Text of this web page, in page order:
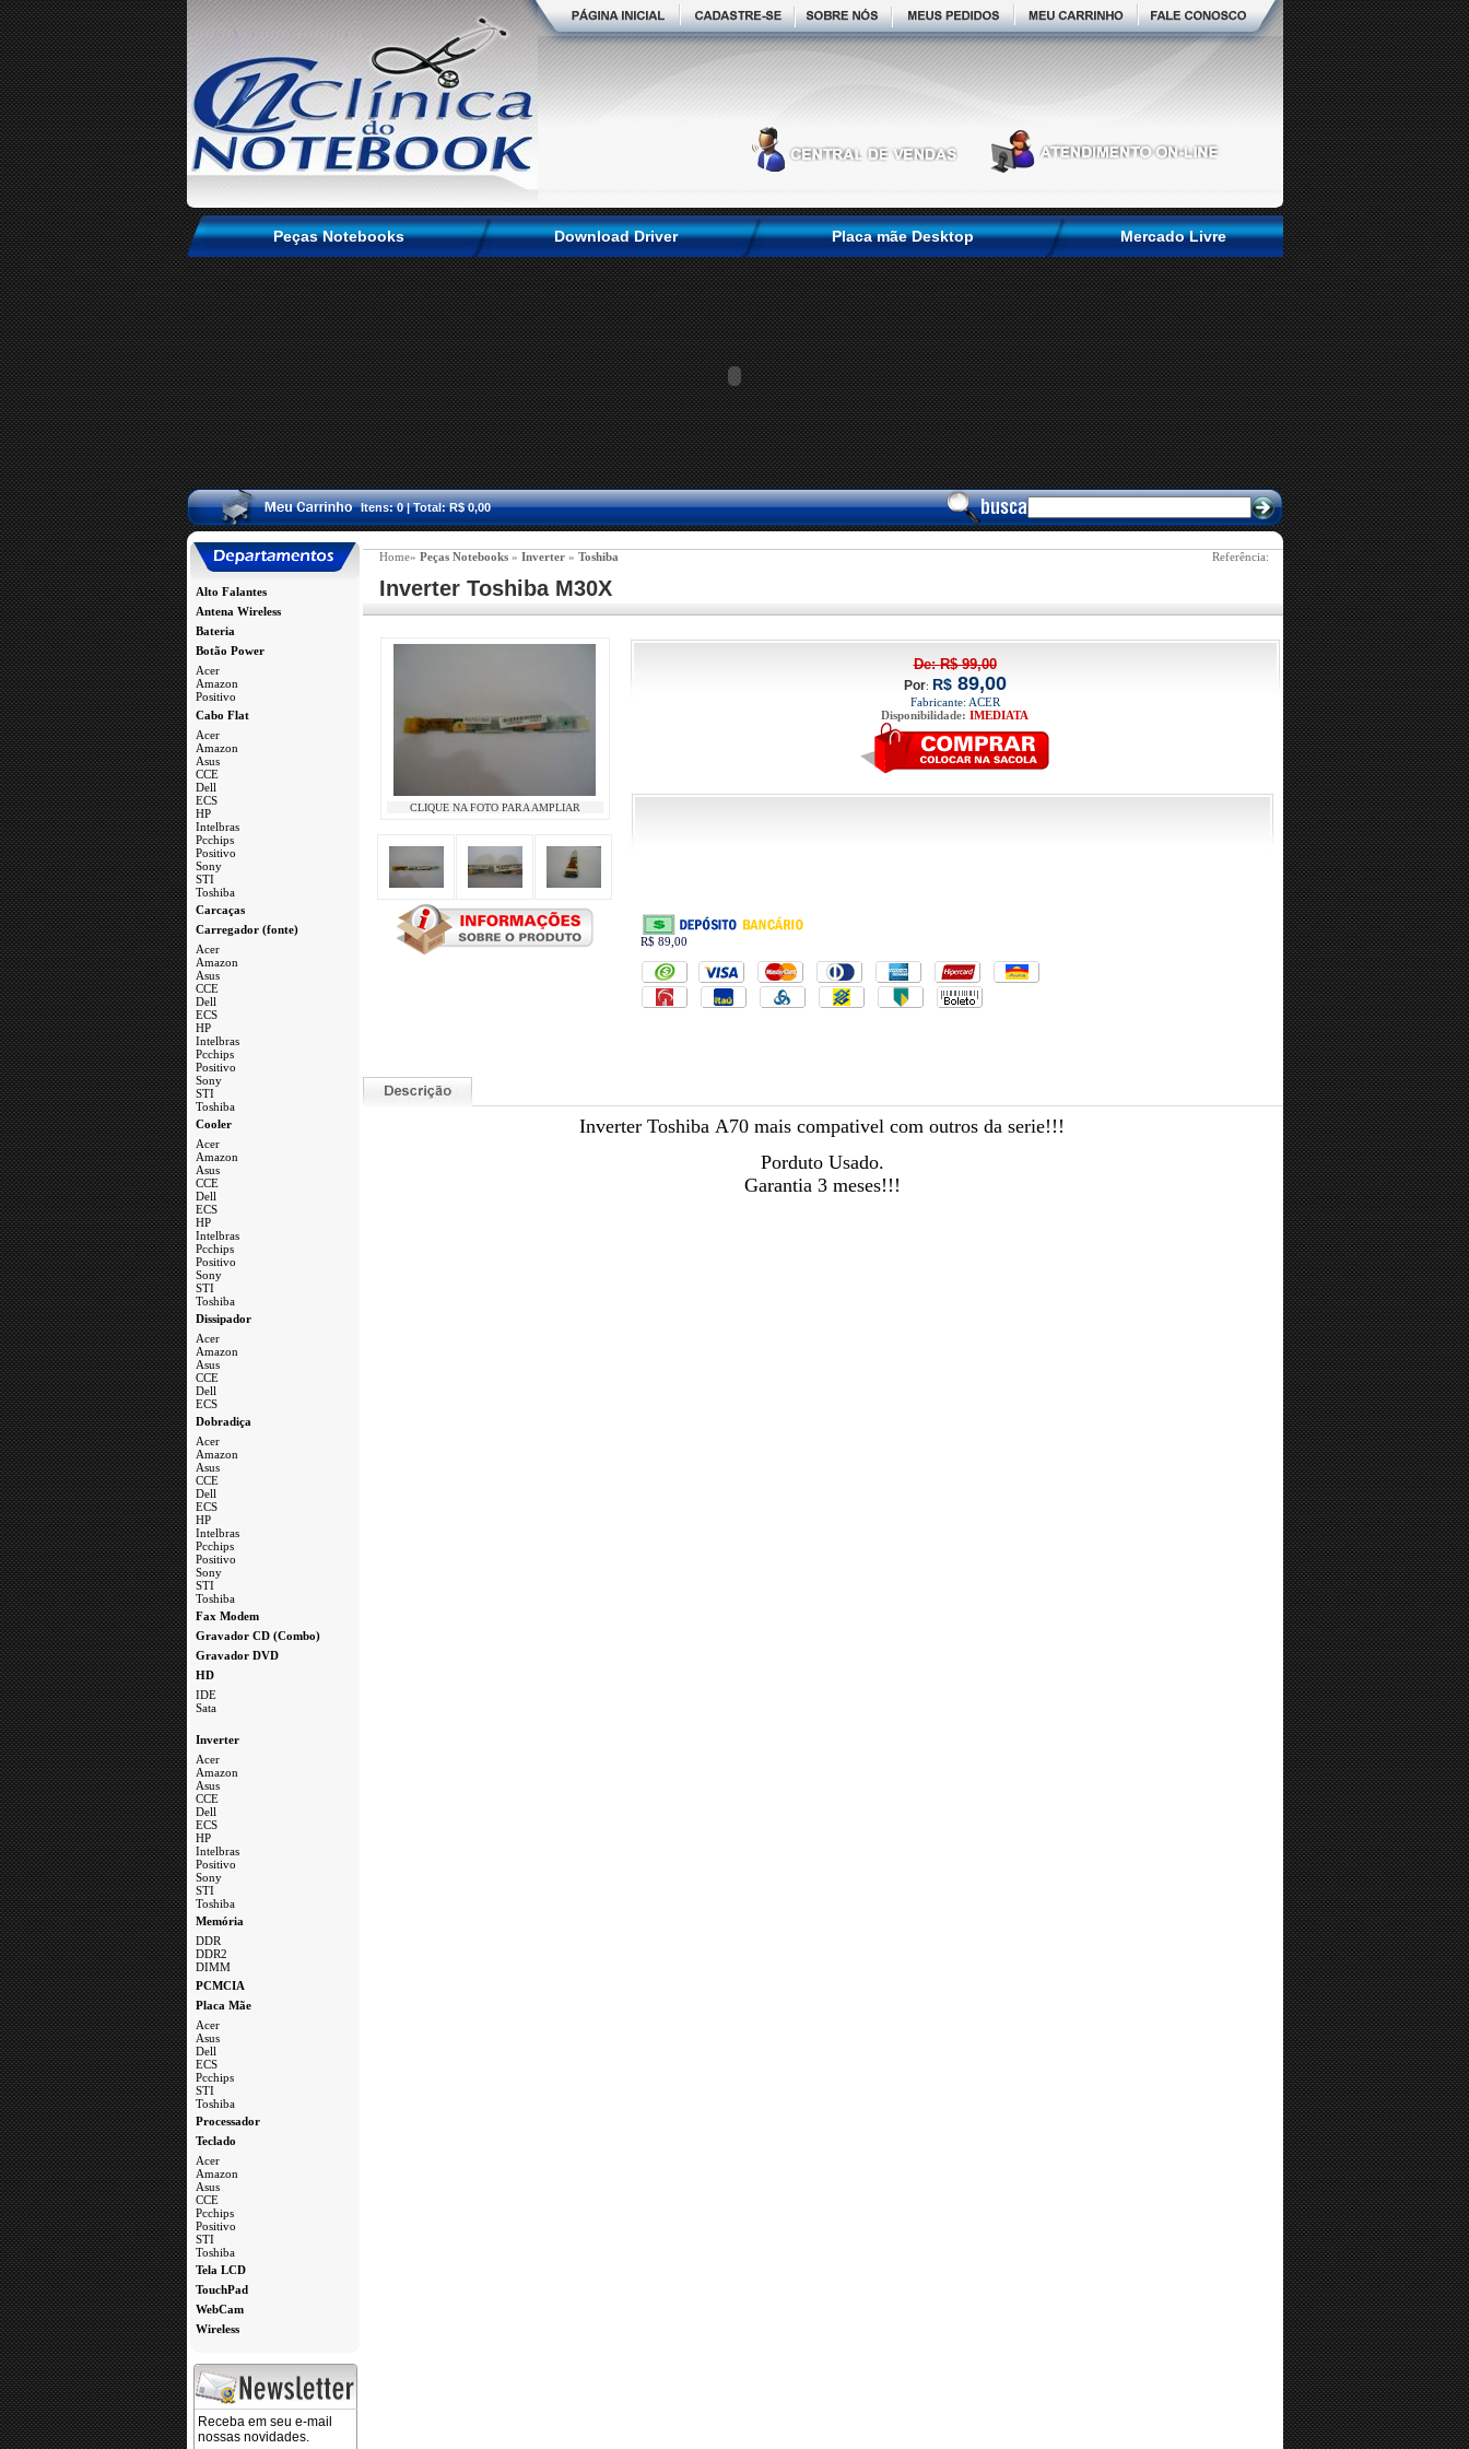
Peças Notebooks Download Driver Placa mãe Desktop Mercado Livre
Itens: 0 | Total: R$ 0,00
Alto Falantes
Antena Wireless
Bateria
Botão Power
Acer
Amazon
Positivo
Cabo Flat
Acer
Amazon
Asus
CCE
Dell
ECS
HP
Intelbras
Pcchips
Positivo
Sony
STI
Toshiba
Carcaças
Carregador (fonte)
Acer
Amazon
Asus
CCE
Dell
ECS
HP
Intelbras
Pcchips
Positivo
Sony
STI
Toshiba
Cooler
Acer
Amazon
Asus
CCE
Dell
ECS
HP
Intelbras
Pcchips
Positivo
Sony
STI
Toshiba
Dissipador
Acer
Amazon
Asus
CCE
Dell
ECS
Dobradiça
Acer
Amazon
Asus
CCE
Dell
ECS
HP
Intelbras
Pcchips
Positivo
Sony
STI
Toshiba
Fax Modem
Gravador CD (Combo)
Gravador DVD
HD
IDE
Sata
Inverter
Acer
Amazon
Asus
CCE
Dell
ECS
HP
Intelbras
Positivo
Sony
STI
Toshiba
Memória
DDR
DDR2
DIMM
PCMCIA
Placa Mãe
Acer
Asus
Dell
ECS
Pcchips
STI
Toshiba
Processador
Teclado
Acer
Amazon
Asus
CCE
Pcchips
Positivo
STI
Toshiba
Tela LCD
TouchPad
WebCam
Wireless
Home» Peças Notebooks » Inverter » Toshiba Referência:
Inverter Toshiba M30X
CLIQUE NA FOTO PARA AMPLIAR
De: R$99,00
Por: R$89,00
Fabricante: ACER
Disponibilidade: IMEDIATA
R$ 89,00
.
Inverter Toshiba A70 mais compativel com outros da serie!!!
Porduto Usado.
Garantia 3 meses!!!